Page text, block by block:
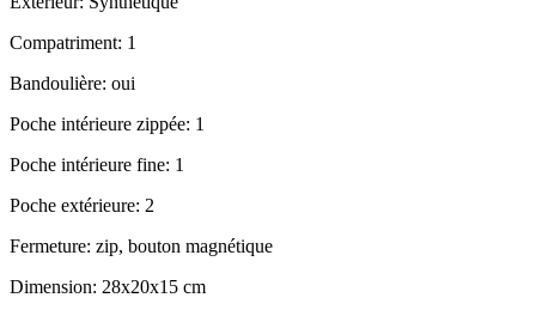
Compatriment: 1
Bandoulière: oui
Poche intérieure zippée: 1
Poche intérieure fine: 1
Poche extérieure: 2
Fermeture: zip, bouton magnétique
Dimension: 28x20x15 cm